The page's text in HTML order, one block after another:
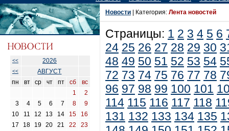
<< 2026
<<
АВГУСТ
пн
вт ср чт пт сб
вс
1
2
3
4 5 6 7 8
9
10
11 12 13 14 15
16
17
18 19 20 21 22
23
Новости | Категория: Лента новостей
Страницы: 1 2 3 4 5 6
24 25 26 27 28 29 30
48 49 50 51 52 53 54
72 73 74 75 76 77 78
96 97 98 99 100 101
114 115 116 117 118
131 132 133 134 135